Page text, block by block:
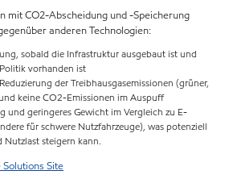
mit CO2-Abscheidung und -Speicherung
anderen Technologien:
sobald die Infrastruktur ausgebaut ist und
vorhanden ist
der Treibhausgasemissionen (grüner,
keine CO2-Emissionen im Auspuff
und geringeres Gewicht im Vergleich zu E-
für schwere Nutzfahrzeuge), was potenziell
steigern kann.
Site